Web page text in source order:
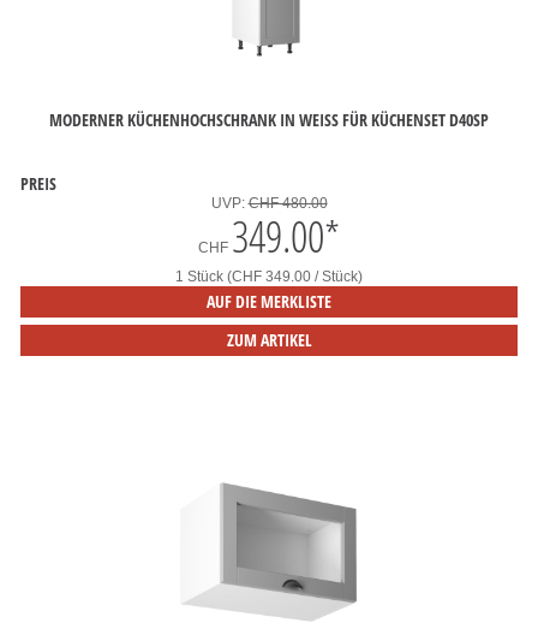
MODERNER KÜCHENHOCHSCHRANK IN WEISS FÜR KÜCHENSET D40SP
PREIS
UVP:CHF 480.00
CHF 349.00*
1 Stück (CHF 349.00 / Stück)
AUF DIE MERKLISTE
ZUM ARTIKEL